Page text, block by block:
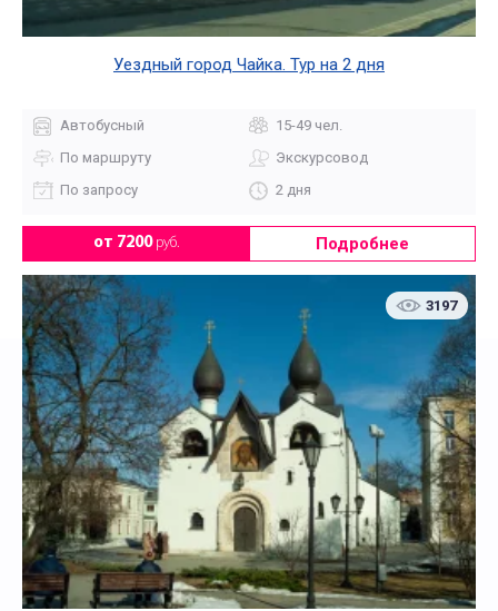
Уездный город Чайка. Тур на 2 дня
Автобусный
15-49 чел.
По маршруту
Экскурсовод
По запросу
2 дня
от 7200руб. Подробнее
3197